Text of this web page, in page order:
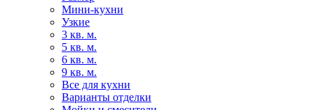
Мини-кухни
Узкие
3 кв. м.
5 кв. м.
6 кв. м.
9 кв. м.
Все для кухни
Варианты отделки